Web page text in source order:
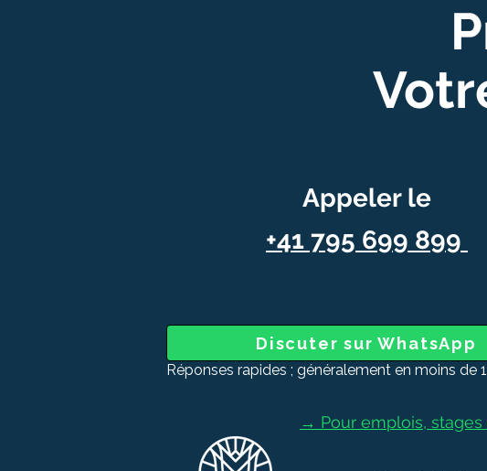
Appeler le
+41 795 699 899
Discuter sur WhatsApp
Réponses rapides ; généralement en moins de
→ Pour emplois, stages